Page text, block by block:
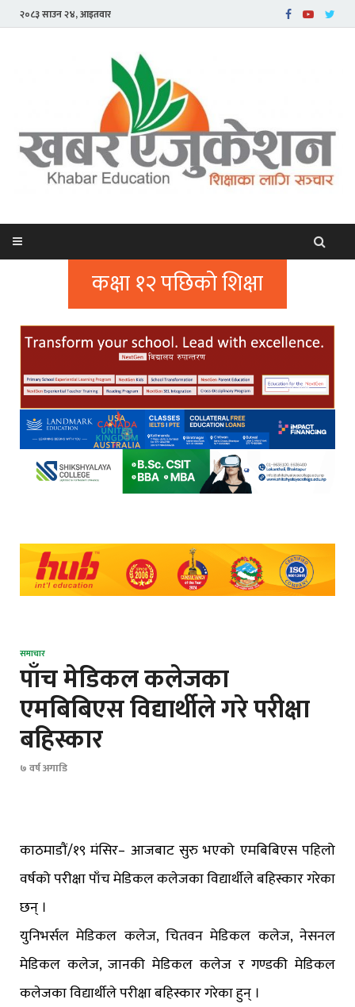
२०८३ साउन २४, आइतवार
कक्षा १२ पछिको शिक्षा
समाचार
पाँच मेडिकल कलेजका
एमबिबिएस विद्यार्थीले गरे परीक्षा
बहिस्कार
७ वर्ष अगाडि
काठमाडौं/१९ मंसिर– आजबाट सुरु भएको एमबिबिएस पहिलो
वर्षको परीक्षा पाँच मेडिकल कलेजका विद्यार्थीले बहिस्कार गरेका
छन् ।
युनिभर्सल मेडिकल कलेज, चितवन मेडिकल कलेज, नेसनल
मेडिकल कलेज, जानकी मेडिकल कलेज र गण्डकी मेडिकल
कलेजका विद्यार्थीले परीक्षा बहिस्कार गरेका हुन् ।